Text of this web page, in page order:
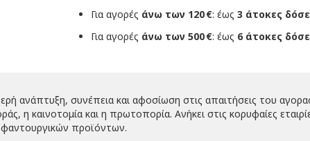
Για αγορές άνω των 120 €: έως 3 άτοκες
Για αγορές άνω των 500 €: έως 6 άτοκες
ανάπτυξη, συνέπεια και αφοσίωση στις απαιτήσεις του
η καινοτομία και η πρωτοπορία. Ανήκει στις κορυφαίες
προϊόντων.